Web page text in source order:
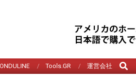
ONDULINE Tools.GR 運営会社
Search